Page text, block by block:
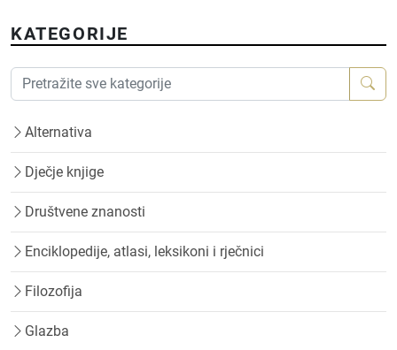
KATEGORIJE
Alternativa
Dječje knjige
Društvene znanosti
Enciklopedije, atlasi, leksikoni i rječnici
Filozofija
Glazba